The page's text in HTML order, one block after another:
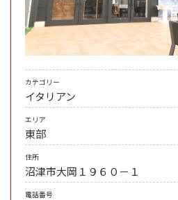
カテゴリー
イタリアン
エリア
東部
住所
沼津市大岡１９６０－１
電話番号